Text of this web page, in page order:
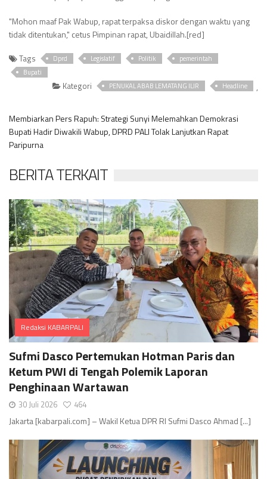
"Mohon maaf Pak Wabup, rapat terpaksa diskor dengan waktu yang
tidak ditentukan," cetus Pimpinan rapat, Ubaidillah.[red]
Tags Dprd Legislatif Politik
pemerintah
Bupati
Kategori PENUKAL ABAB LEMATANG ILIR ,
Headline
Membiarkan Pers Rapuh: Strategi Sunyi Melemahkan Demokrasi
Bupati Hadir Diwakili Wabup, DPRD PALI Tolak Lanjutkan Rapat
Paripurna
BERITA TERKAIT
Redaksi KABARPALI
Comments
Sufmi Dasco Pertemukan Hotman Paris dan
Ketum PWI di Tengah Polemik Laporan
Penghinaan Wartawan
30 Juli 2026 464
Jakarta [kabarpali.com] – Wakil Ketua DPR RI Sufmi Dasco Ahmad [...]